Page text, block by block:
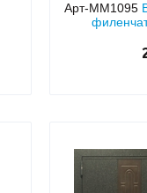
Арт-ММ1095